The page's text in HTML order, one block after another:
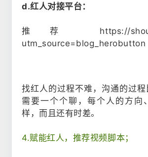
d.红人对接平台：
推荐 https://
utm_source=blog_herobutton
找红人的过程不难，沟通的过
需要一个个聊，每个人的方向
样，而且还有时差。
4.赋能红人，推荐视频脚本；